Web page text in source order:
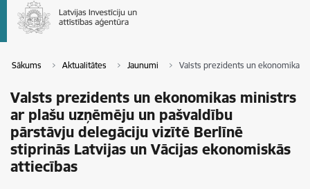
Sākums Aktualitātes Jaunumi Valsts prezidents un ekonomikas
Valsts prezidents un ekonomikas ministrs
ar plašu uzņēmēju un pašvaldību
pārstāvju delegāciju vizītē Berlīnē
stiprinās Latvijas un Vācijas ekonomiskās
attiecības